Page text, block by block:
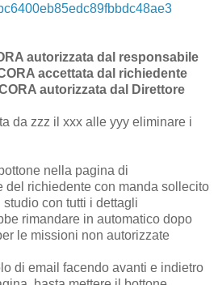
autorizzata dal responsabile
accettata dal richiedente
autorizzata dal Direttore
da zzz il xxx alle yyy eliminare i
nella pagina di
del richiedente con manda sollecito
con tutti i dettagli
rimandare in automatico dopo
le missioni non autorizzate
di email facendo avanti e indietro